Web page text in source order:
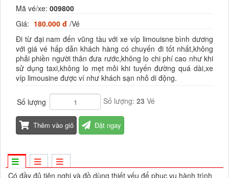
Mã vé/xe: 009800
Giá: 180.000 đ /Vé
Đi từ đại nam đến vũng tàu với xe víp limouisne bình dương
với giá vé hấp dẫn khách hàng có chuyến đi tốt nhất,không
phải phiền người thân đưa rước,không lo chi phí cao như khi
sử dụng taxi,không lo mẹt mỏi khi tuyến đường quá dài,xe
víp limousine được ví như khách sạn nhỏ di động.
Số lượng Số lượng: 23 Vé
Thêm vào giỏ Đặt ngay
Có đầy đủ tiện nghi và đồ dùng thiết yếu để phục vụ hành trình